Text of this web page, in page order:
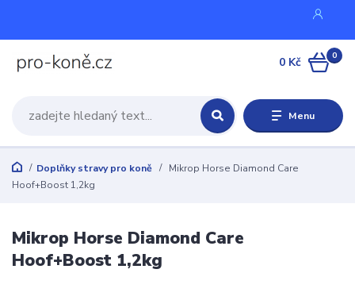
Menu
0
0 Kč
Doplňky stravy pro koně
Mikrop Horse Diamond Care
Hoof+Boost 1,2kg
Mikrop Horse Diamond Care
Hoof+Boost 1,2kg